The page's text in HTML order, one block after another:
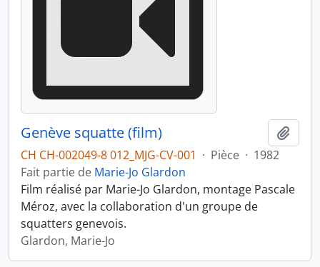
Genève squatte (film)
CH CH-002049-8 012_MJG-CV-001 · Pièce · 1982
Fait partie de Marie-Jo Glardon
Film réalisé par Marie-Jo Glardon, montage Pascale
Méroz, avec la collaboration d'un groupe de
squatters genevois.
Glardon, Marie-Jo